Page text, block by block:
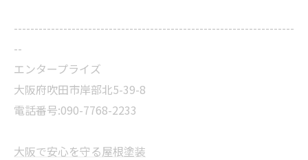
--------------------------------------------------------------------
--
エンタープライズ
大阪府吹田市岸部北5-39-8
電話番号:090-7768-2233
大阪で安心を守る屋根塗装